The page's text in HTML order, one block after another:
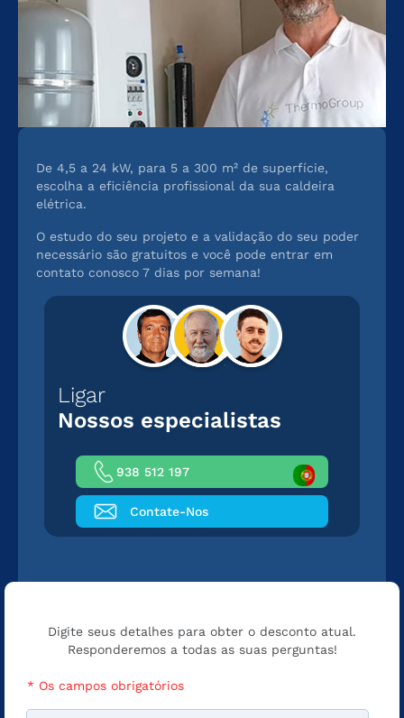
De 4,5 a 24 kW, para 5 a 300 m² de superfície,
escolha a eficiência profissional da sua caldeira
elétrica.
O estudo do seu projeto e a validação do seu poder
necessário são gratuitos e você pode entrar em
contato conosco 7 dias por semana!
Ligar
Nossos especialistas
938 512 197
Contate-Nos
Digite seus detalhes para obter o desconto atual.
Responderemos a todas as suas perguntas!
* Os campos obrigatórios